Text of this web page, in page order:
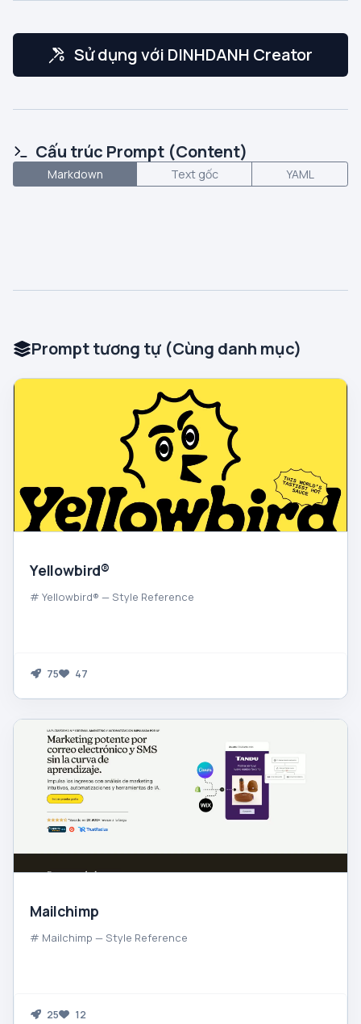
Sử dụng với DINHDANH Creator
Cấu trúc Prompt (Content)
Markdown Text gốc YAML
Prompt tương tự (Cùng danh mục)
Yellowbird®
# Yellowbird® — Style Reference
75 47
Mailchimp
# Mailchimp — Style Reference
25 12